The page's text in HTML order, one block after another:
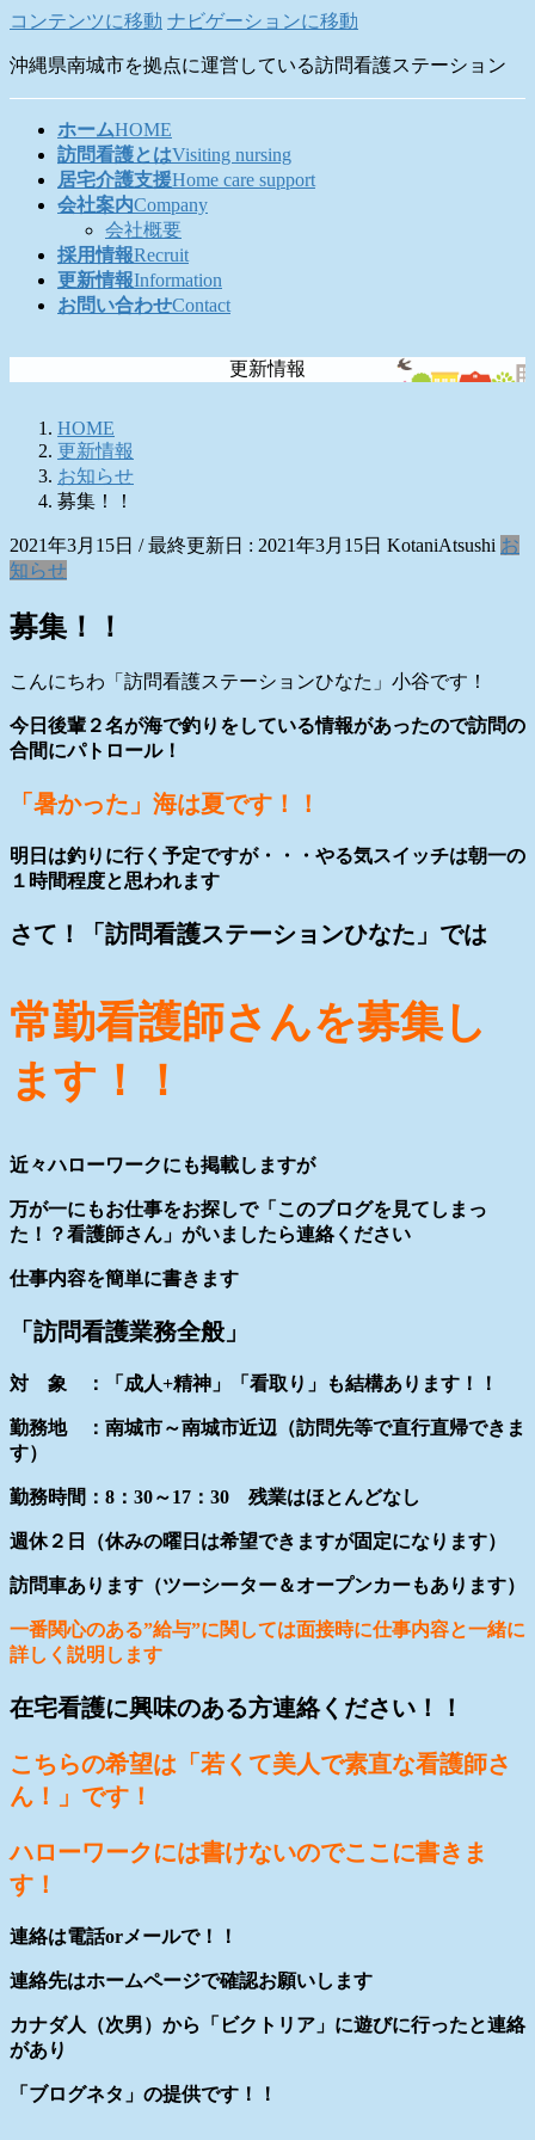
コンテンツに移動 ナビゲーションに移動
沖縄県南城市を拠点に運営している訪問看護ステーション
ホームHOME
訪問看護とはVisiting nursing
居宅介護支援Home care support
会社案内Company
会社概要
採用情報Recruit
更新情報Information
お問い合わせContact
更新情報
HOME
更新情報
お知らせ
募集！！
2021年3月15日 / 最終更新日 : 2021年3月15日 KotaniAtsushi お
知らせ
募集！！
こんにちわ「訪問看護ステーションひなた」小谷です！
今日後輩２名が海で釣りをしている情報があったので訪問の
合間にパトロール！
「暑かった」海は夏です！！
明日は釣りに行く予定ですが・・・やる気スイッチは朝一の
１時間程度と思われます
さて！「訪問看護ステーションひなた」では
常勤看護師さんを募集し
ます！！
近々ハローワークにも掲載しますが
万が一にもお仕事をお探しで「このブログを見てしまっ
た！？看護師さん」がいましたら連絡ください
仕事内容を簡単に書きます
「訪問看護業務全般」
対 象 ：「成人+精神」「看取り」も結構あります！！
勤務地 ：南城市～南城市近辺（訪問先等で直行直帰できま
す）
勤務時間：8：30～17：30 残業はほとんどなし
週休２日（休みの曜日は希望できますが固定になります）
訪問車あります（ツーシーター＆オープンカーもあります）
一番関心のある”給与”に関しては面接時に仕事内容と一緒に
詳しく説明します
在宅看護に興味のある方連絡ください！！
こちらの希望は「若くて美人で素直な看護師さ
ん！」です！
ハローワークには書けないのでここに書きま
す！
連絡は電話orメールで！！
連絡先はホームページで確認お願いします
カナダ人（次男）から「ビクトリア」に遊びに行ったと連絡
があり
「ブログネタ」の提供です！！